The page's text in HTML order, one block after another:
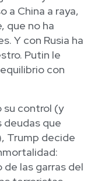
a China a raya,
que no ha
Y con Rusia ha
Putin le
con
su control (y
deudas que
Trump decide
las garras del